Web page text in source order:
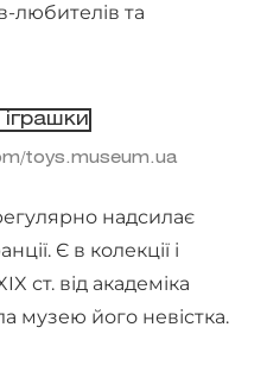
любителів та
toys.museum.ua
надсилає
Є в колекції і
ст. від академіка
музею його невістка.